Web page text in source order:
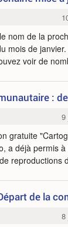
nom de la
mois de
voir de
:
9
gratuite
a déjà permis
reproductions
de la
8